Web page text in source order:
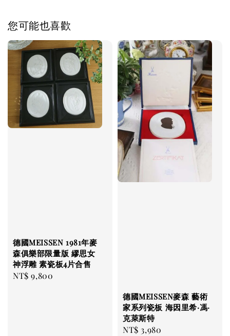
您可能也喜歡
德國MEISSEN 1981年麥
森俱樂部限量版 繆思女
神浮雕 素瓷板4片合售
Regular
NT$ 9,800
德國MEISSEN麥森 藝術
家系列瓷板 海因里希·馮·
克萊斯特
Regular
NT$ 3,980